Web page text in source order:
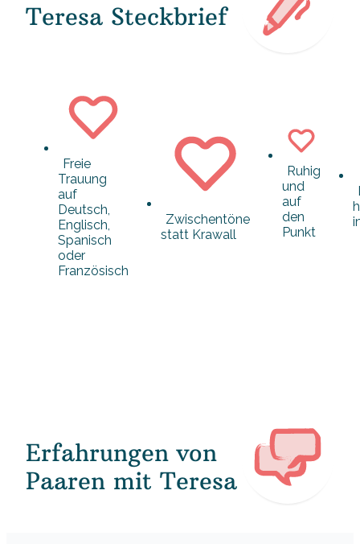
Teresa Steckbrief
Freie
Trauung
auf
Deutsch,
Englisch,
Spanisch
oder
Französisch
Zwischentöne
statt Krawall
Ruhig
und
auf
den
Punkt
Erfahrungen von
Paaren mit Teresa